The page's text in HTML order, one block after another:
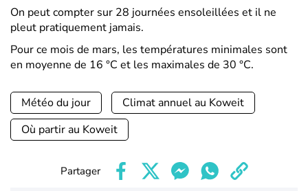
On peut compter sur 28 journées ensoleillées et il ne
pleut pratiquement jamais.
Pour ce mois de mars, les températures minimales sont
en moyenne de 16 °C et les maximales de 30 °C.
Météo du jour
Climat annuel au Koweit
Où partir au Koweit
Partager